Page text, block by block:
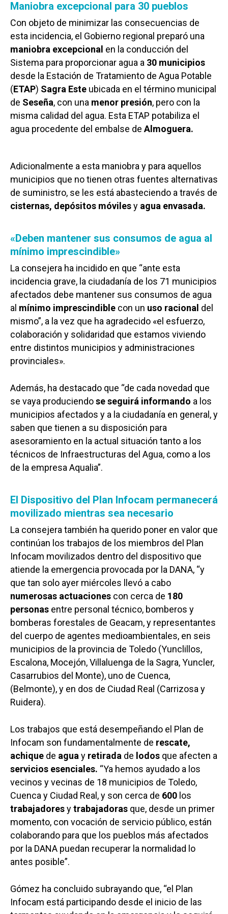
Maniobra excepcional para 30 pueblos
Con objeto de minimizar las consecuencias de
esta incidencia, el Gobierno regional preparó una
maniobra excepcional en la conducción del
Sistema para proporcionar agua a 30 municipios
desde la Estación de Tratamiento de Agua Potable
(ETAP) Sagra Este ubicada en el término municipal
de Seseña, con una menor presión, pero con la
misma calidad del agua. Esta ETAP potabiliza el
agua procedente del embalse deAlmoguera.
Adicionalmente a esta maniobra y para aquellos
municipios que no tienen otras fuentes alternativas
de suministro, se les está abasteciendo a través de
cisternas, depósitos móvilesy agua envasada.
«Deben mantener sus consumos de agua al
mínimo imprescindible»
La consejera ha incidido en que “ante esta
incidencia grave, la ciudadanía de los 71 municipios
afectados debe mantener sus consumos de agua
al mínimo imprescindible con un uso racional del
mismo”, a la vez que ha agradecido «el esfuerzo,
colaboración y solidaridad que estamos viviendo
entre distintos municipios y administraciones
provinciales».
Además, ha destacado que “de cada novedad que
se vaya produciendose seguirá informando a los
municipios afectados y a la ciudadanía en general, y
saben que tienen a su disposición para
asesoramiento en la actual situación tanto a los
técnicos de Infraestructuras del Agua, como a los
de la empresa Aqualia”.
El Dispositivo del Plan Infocam permanecerá
movilizado mientras sea necesario
La consejera también ha querido poner en valor que
continúan los trabajos de los miembros del Plan
Infocam movilizados dentro del dispositivo que
atiende la emergencia provocada por la DANA, “y
que tan solo ayer miércoles llevó a cabo
numerosas actuaciones con cerca de 180
personas entre personal técnico, bomberos y
bomberas forestales de Geacam, y representantes
del cuerpo de agentes medioambientales, en seis
municipios de la provincia de Toledo (Yunclillos,
Escalona, Mocejón, Villaluenga de la Sagra, Yuncler,
Casarrubios del Monte), uno de Cuenca,
(Belmonte), y en dos de Ciudad Real (Carrizosa y
Ruidera).
Los trabajos que está desempeñando el Plan de
Infocam son fundamentalmente de rescate,
achique de aguay retirada de lodos que afecten a
servicios esenciales. “Ya hemos ayudado a los
vecinos y vecinas de 18 municipios de Toledo,
Cuenca y Ciudad Real, y son cerca de 600 los
trabajadoresytrabajadoras que, desde un primer
momento, con vocación de servicio público, están
colaborando para que los pueblos más afectados
por la DANA puedan recuperar la normalidad lo
antes posible”.
Gómez ha concluido subrayando que, “el Plan
Infocam está participando desde el inicio de las
Castilla-La
Albacete
Economía
Educación